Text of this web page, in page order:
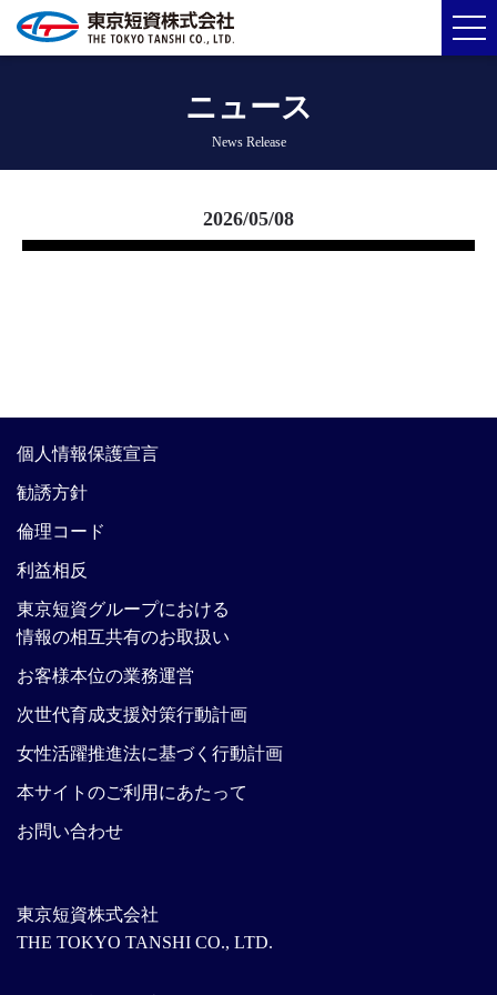
ニュース
News Release
2026/05/08
東京短資株式会社
THE TOKYO TANSHI CO., LTD.
個人情報保護宣言
勧誘方針
倫理コード
利益相反
東京短資グループにおける
情報の相互共有のお取扱い
お客様本位の業務運営
次世代育成支援対策行動計画
女性活躍推進法に基づく行動計画
本サイトのご利用にあたって
お問い合わせ